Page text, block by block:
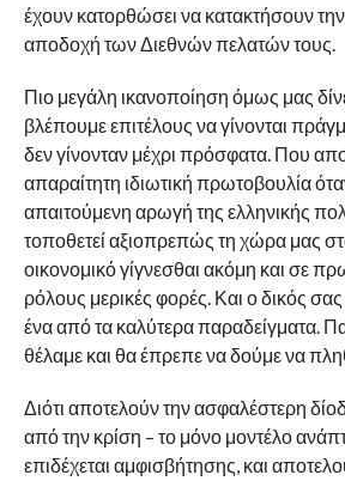
έχουν κατορθώσει να κατακτήσουν
αποδοχή των Διεθνών πελατών τους.
Πιο μεγάλη ικανοποίηση όμως μας
βλέπουμε επιτέλους να γίνονται
δεν γίνονταν μέχρι πρόσφατα. Που
απαραίτητη ιδιωτική πρωτοβουλία
απαιτούμενη αρωγή της ελληνικής
τοποθετεί αξιοπρεπώς τη χώρα μας
οικονομικό γίγνεσθαι ακόμη και σε
ρόλους μερικές φορές. Και ο δικός
ένα από τα καλύτερα παραδείγματα.
θέλαμε και θα έπρεπε να δούμε να
Διότι αποτελούν την ασφαλέστερη
από την κρίση – το μόνο μοντέλο
επιδέχεται αμφισβήτησης, και